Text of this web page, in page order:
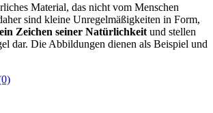
Material, das nicht vom Menschen
sind kleine Unregelmäßigkeiten in Form,
ein Zeichen seiner Natürlichkeit und stellen
dar. Die Abbildungen dienen als Beispiel und